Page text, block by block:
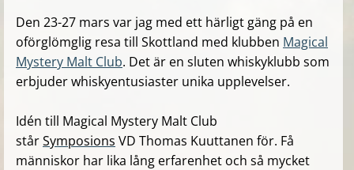
Den 23-27 mars var jag med ett härligt gäng på en
oförglömglig resa till Skottland med klubben Magical
Mystery Malt Club. Detär en sluten whiskyklubb som
erbjuder whiskyentusiaster unika upplevelser.
Idén till Magical Mystery Malt Club
stårSymposions VD Thomas Kuuttanen för. Få
människor har lika lång erfarenhet och så mycket